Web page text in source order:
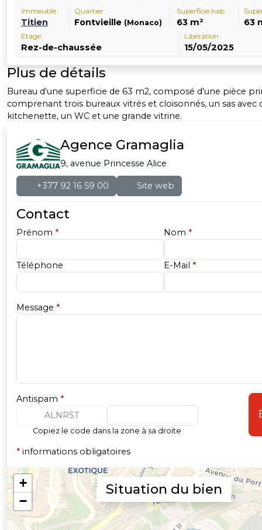
Immeuble :
Titien
Quartier :
Fontvieille (Monaco)
Superficie hab. :
63 m² 63
Etage :
Rez-de-chaussée
Libération :
15/05/2025
Plus de détails
Bureau d'une superficie de 63 m2, composé d'une pièce
comprenant trois bureaux vitrés et cloisonnés, un sas avec
kitchenette, un WC et une grande vitrine.
Agence Gramaglia
9, avenue Princesse Alice
+377 92 16 59 00 Site web
Contact
Prénom * Nom *
Téléphone E-Mail *
Message *
Antispam *
ALNRST
Copiez le code dans la zone à sa droite
* informations obligatoires
Situation du bien